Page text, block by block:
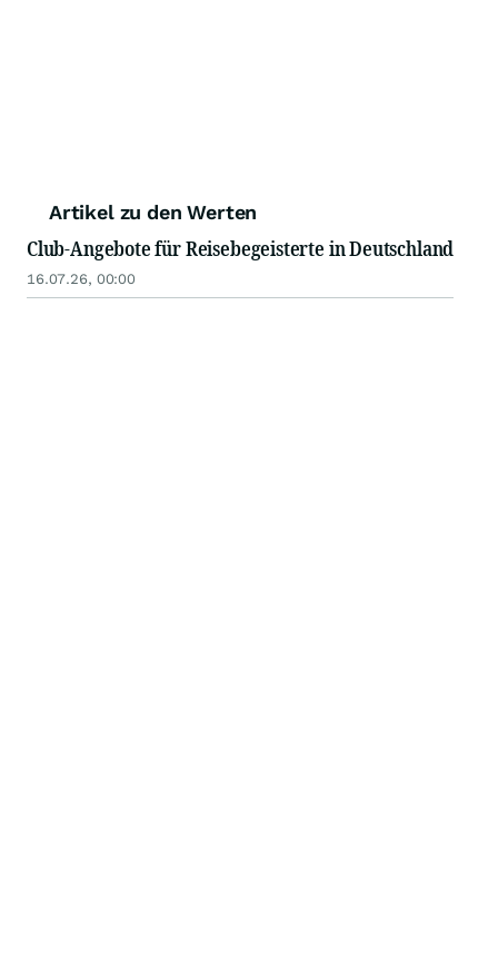
Artikel zu den Werten
Club-Angebote für Reisebegeisterte in Deutschland
16.07.26, 00:00